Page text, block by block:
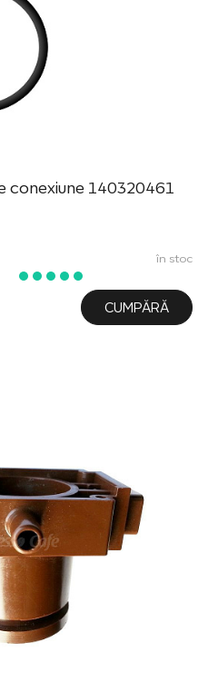
conexiune 140320461
în stoc
CUMPĂRĂ